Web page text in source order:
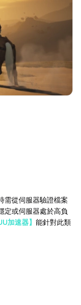
需從伺服器驗證檔案
定或伺服器處於高負
加速器】 能針對此類